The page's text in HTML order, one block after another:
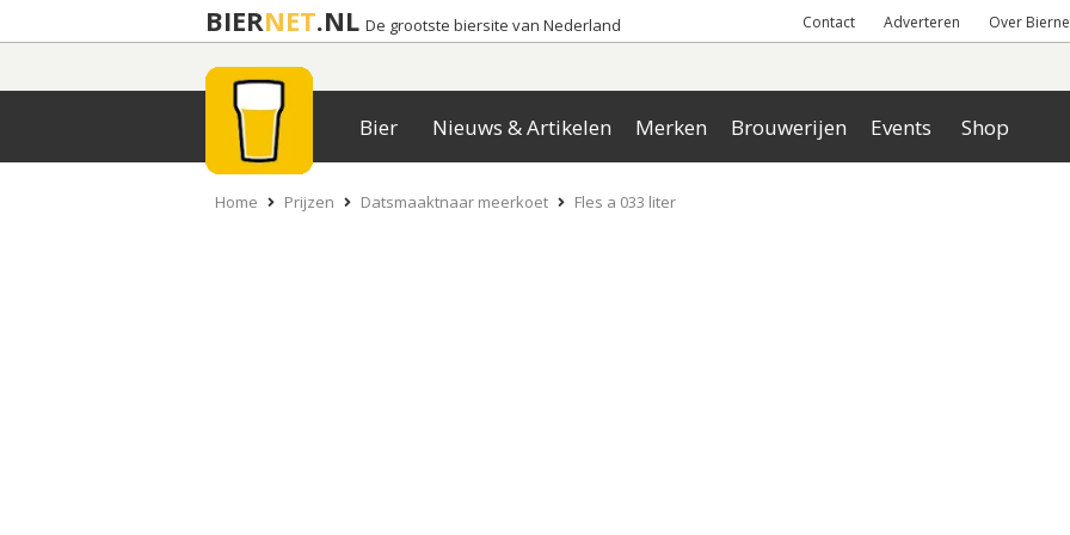
BIERNET.NL De grootste biersite van Nederland Contact Adverteren Over
Bier Nieuws & Artikelen Merken Brouwerijen Events Shop
Home Prijzen Datsmaaktnaar meerkoet Fles a 033 liter